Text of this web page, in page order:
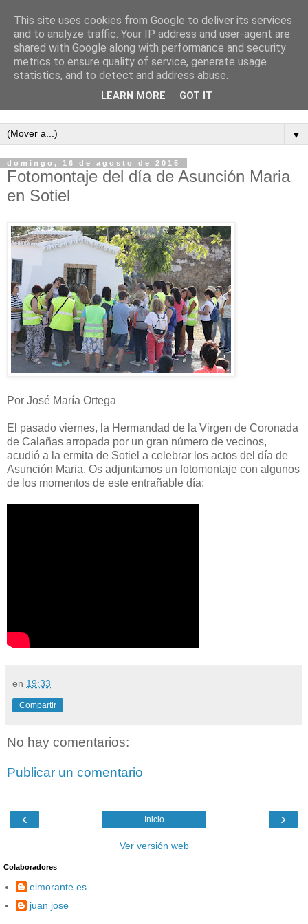
Semanario independiente de Calañas
▼
domingo, 16 de agosto de 2015
Fotomontaje del día de Asunción Maria
en Sotiel
Por José María Ortega
El pasado viernes, la Hermandad de la Virgen de Coronada
de Calañas arropada por un gran número de vecinos,
acudió a la ermita de Sotiel a celebrar los actos del día de
Asunción Maria. Os adjuntamos un fotomontaje con algunos
de los momentos de este entrañable día:
en 19:33
Compartir
No hay comentarios:
Publicar un comentario
‹ ›
Inicio
Ver versión web
Colaboradores
elmorante.es
juan jose
This site uses cookies from Google to deliver its services
and to analyze traffic. Your IP address and user-agent are
shared with Google along with performance and security
metrics to ensure quality of service, generate usage
statistics, and to detect and address abuse.
LEARN MORE GOT IT